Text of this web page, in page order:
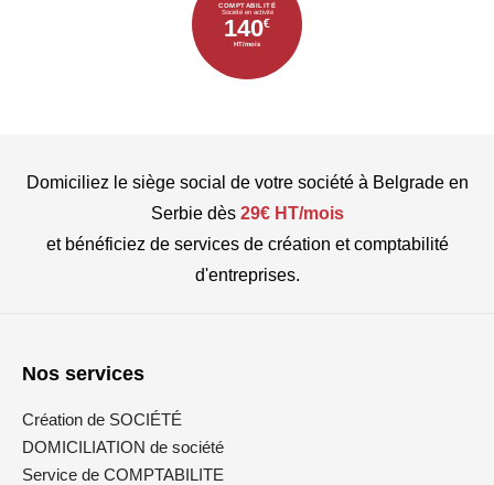
COMPTABILITÉ
Société en activité
140€
HT/mois
Domiciliez le siège social de votre société à Belgrade en
Serbie dès 29€ HT/mois
et bénéficiez de services de création et comptabilité
d'entreprises.
Nos services
Création de SOCIÉTÉ
DOMICILIATION de société
Service de COMPTABILITE